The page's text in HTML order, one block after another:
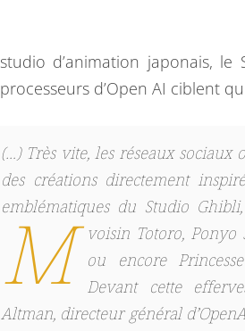
studio d’animation japonais,
processeurs d’Open AI ciblent
(…) Très vite, les réseaux
des créations directement
emblématiques du Studio
M voisin Totoro, Ponyo
ou encore
Devant cette
Altman, directeur général